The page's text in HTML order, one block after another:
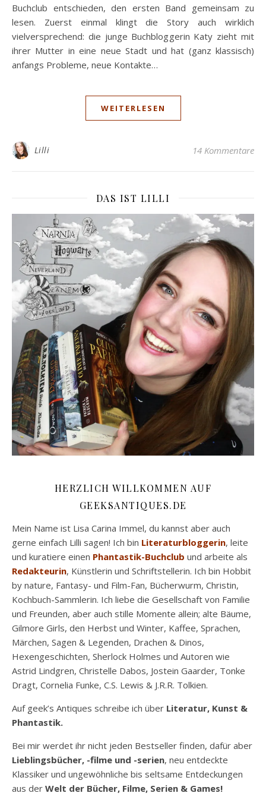
Buchclub entschieden, den ersten Band gemeinsam zu
lesen. Zuerst einmal klingt die Story auch wirklich
vielversprechend: die junge Buchbloggerin Katy zieht mit
ihrer Mutter in eine neue Stadt und hat (ganz klassisch)
anfangs Probleme, neue Kontakte…
WEITERLESEN
Lilli 14 Kommentare
DAS IST LILLI
HERZLICH WILLKOMMEN AUF
GEEKSANTIQUES.DE
Mein Name ist Lisa Carina Immel, du kannst aber auch
gerne einfach Lilli sagen! Ich bin Literaturbloggerin, leite
und kuratiere einen Phantastik-Buchclub und arbeite als
Redakteurin, Künstlerin und Schriftstellerin. Ich bin Hobbit
by nature, Fantasy- und Film-Fan, Bücherwurm, Christin,
Kochbuch-Sammlerin. Ich liebe die Gesellschaft von Familie
und Freunden, aber auch stille Momente allein; alte Bäume,
Gilmore Girls, den Herbst und Winter, Kaffee, Sprachen,
Märchen, Sagen & Legenden, Drachen & Dinos,
Hexengeschichten, Sherlock Holmes und Autoren wie
Astrid Lindgren, Christelle Dabos, Jostein Gaarder, Tonke
Dragt, Cornelia Funke, C.S. Lewis & J.R.R. Tolkien.
Auf geek’s Antiques schreibe ich über Literatur, Kunst &
Phantastik.
Bei mir werdet ihr nicht jeden Bestseller finden, dafür aber
Lieblingsbücher, -filme und -serien, neu entdeckte
Klassiker und ungewöhnliche bis seltsame Entdeckungen
aus der Welt der Bücher, Filme, Serien & Games!